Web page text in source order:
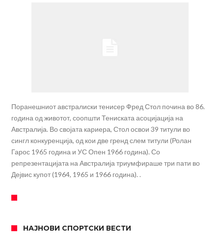
Поранешниот австралиски тенисер Фред Стол почина во 86.
година од животот, соопшти Тениската асоцијација на
Австралија. Во својата кариера, Стол освои 39 титули во
сингл конкуренција, од кои две гренд слем титули (Ролан
Гарос 1965 година и УС Опен 1966 година). Со
репрезентацијата на Австралија триумфираше три пати во
Дејвис купот (1964, 1965 и 1966 година). .
НАЈНОВИ СПОРТСКИ ВЕСТИ